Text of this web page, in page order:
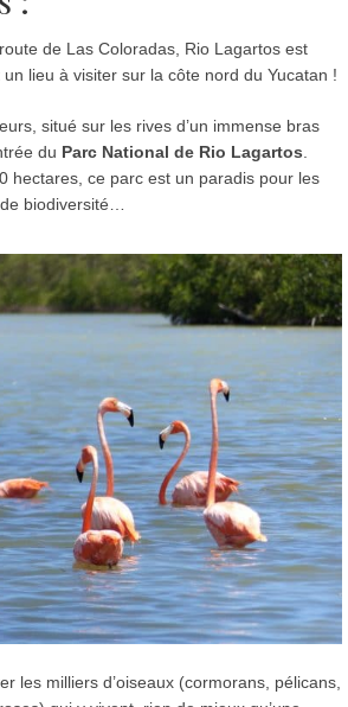
de Las Coloradas, Rio Lagartos est
lieu à visiter sur la côte nord du Yucatan !
situé sur les rives d’un immense bras
du Parc National de Rio Lagartos.
hectares, ce parc est un paradis pour les
biodiversité…
les milliers d’oiseaux (cormorans, pélicans,